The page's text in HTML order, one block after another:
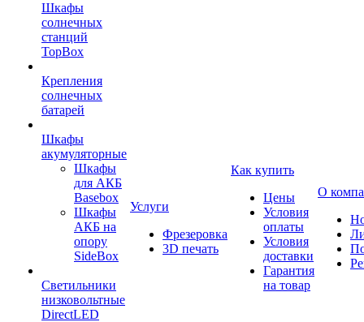
Шкафы
солнечных
станций
TopBox
Крепления
солнечных
батарей
Шкафы
акумуляторные
Шкафы
для АКБ
Basebox
Шкафы
АКБ на
опору
SideBox
Светильники
низковольтные
DirectLED
Услуги
Фрезеровка
3D печать
Как купить
Цены
Условия
оплаты
Условия
доставки
Гарантия
на товар
О